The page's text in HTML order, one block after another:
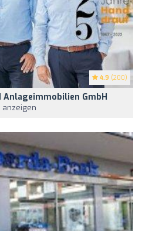
4.9 (200)
Anlageimmobilien GmbH
anzeigen